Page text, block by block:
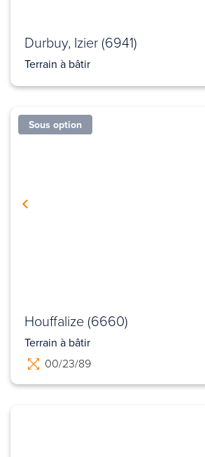
Durbuy, Izier (6941)
Terrain à bâtir
Sous option
Houffalize (6660)
Terrain à bâtir
00/23/89